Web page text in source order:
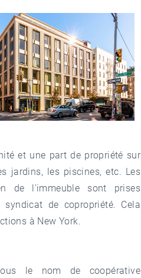
et une part de propriété sur
jardins, les piscines, etc. Les
de l'immeuble sont prises
de copropriété. Cela
à New York.
le nom de coopérative